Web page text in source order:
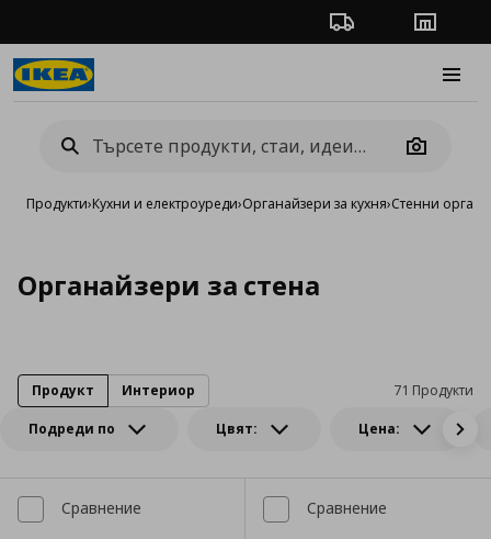
Проследяване на
Camera
Продукти›Кухни и електроуреди›Органайзери за кухня›Стенни
Органайзери за стена
Подреди по Цвят: Цена:
71 Продукти
Продукт Интериор
Сравнение Сравнение